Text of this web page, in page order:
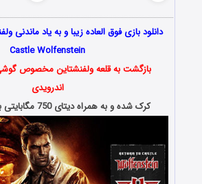
Castle Wolfenstein
بازگشت به قلعه ولفنشتاین مخصوص
اندرویدی
کرک شده و به همراه دیتای 750 مگابایتی با لینک مستقیم